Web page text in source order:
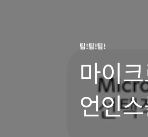
팁!팁!팁!
마이
언인